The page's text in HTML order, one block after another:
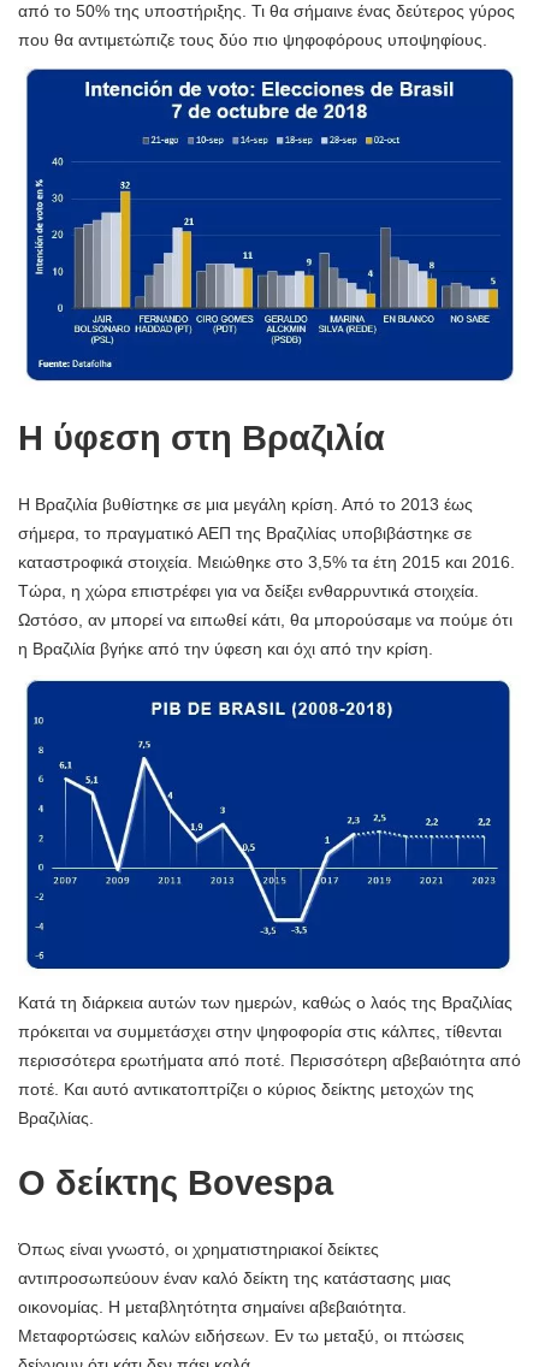
από το 50% της υποστήριξης. Τι θα σήμαινε ένας δεύτερος γύρος
που θα αντιμετώπιζε τους δύο πιο ψηφοφόρους υποψηφίους.
Η ύφεση στη Βραζιλία
Η Βραζιλία βυθίστηκε σε μια μεγάλη κρίση. Από το 2013 έως
σήμερα, το πραγματικό ΑΕΠ της Βραζιλίας υποβιβάστηκε σε
καταστροφικά στοιχεία. Μειώθηκε στο 3,5% τα έτη 2015 και 2016.
Τώρα, η χώρα επιστρέφει για να δείξει ενθαρρυντικά στοιχεία.
Ωστόσο, αν μπορεί να ειπωθεί κάτι, θα μπορούσαμε να πούμε ότι
η Βραζιλία βγήκε από την ύφεση και όχι από την κρίση.
Κατά τη διάρκεια αυτών των ημερών, καθώς ο λαός της Βραζιλίας
πρόκειται να συμμετάσχει στην ψηφοφορία στις κάλπες, τίθενται
περισσότερα ερωτήματα από ποτέ. Περισσότερη αβεβαιότητα από
ποτέ. Και αυτό αντικατοπτρίζει ο κύριος δείκτης μετοχών της
Βραζιλίας.
Ο δείκτης Bovespa
Όπως είναι γνωστό, οι χρηματιστηριακοί δείκτες
αντιπροσωπεύουν έναν καλό δείκτη της κατάστασης μιας
οικονομίας. Η μεταβλητότητα σημαίνει αβεβαιότητα.
Μεταφορτώσεις καλών ειδήσεων. Εν τω μεταξύ, οι πτώσεις